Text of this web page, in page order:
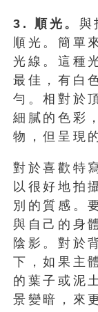
3. 順光。 與
順光。簡單
光線。這種
最佳，有白
勻。相對於
細膩的色彩
物，但呈現
對於喜歡特
以很好地拍
別的質感。
與自己的身
陰影。對於
下，如果主
的葉子或泥
景變暗，來